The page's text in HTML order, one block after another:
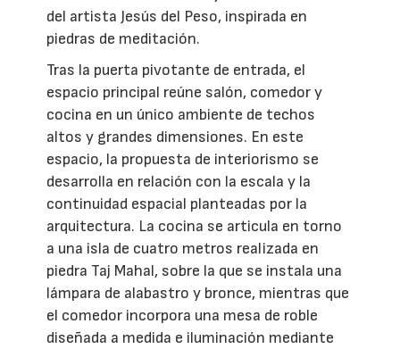
del artista Jesús del Peso, inspirada en
piedras de meditación.
Tras la puerta pivotante de entrada, el
espacio principal reúne salón, comedor y
cocina en un único ambiente de techos
altos y grandes dimensiones. En este
espacio, la propuesta de interiorismo se
desarrolla en relación con la escala y la
continuidad espacial planteadas por la
arquitectura. La cocina se articula en torno
a una isla de cuatro metros realizada en
piedra Taj Mahal, sobre la que se instala una
lámpara de alabastro y bronce, mientras que
el comedor incorpora una mesa de roble
diseñada a medida e iluminación mediante